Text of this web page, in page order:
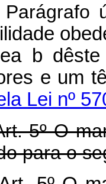
Parágrafo
b
e
Lei nº
5º O
para o